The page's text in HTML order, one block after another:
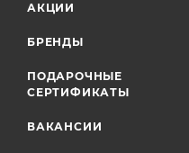
АКЦИИ
БРЕНДЫ
ПОДАРОЧНЫЕ
СЕРТИФИКАТЫ
ВАКАНСИИ